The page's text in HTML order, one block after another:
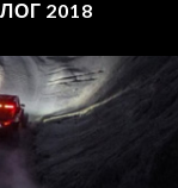
2018